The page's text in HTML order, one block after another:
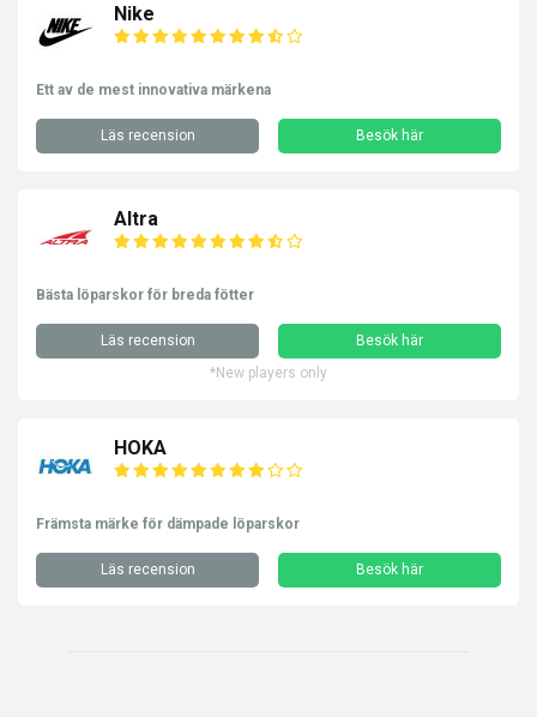
Nike
Ett av de mest innovativa märkena
Läs recension Besök här
Altra
Bästa löparskor för breda fötter
Läs recension
Besök här
*New players only
HOKA
Främsta märke för dämpade löparskor
Läs recension Besök här